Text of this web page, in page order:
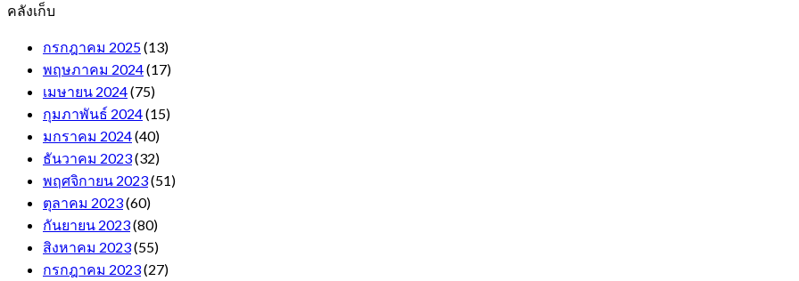
คลังเก็บ
กรกฎาคม 2025(13)
พฤษภาคม 2024(17)
เมษายน 2024(75)
กุมภาพันธ์ 2024(15)
มกราคม 2024(40)
ธันวาคม 2023(32)
พฤศจิกายน 2023(51)
ตุลาคม 2023(60)
กันยายน 2023(80)
สิงหาคม 2023(55)
กรกฎาคม 2023(27)